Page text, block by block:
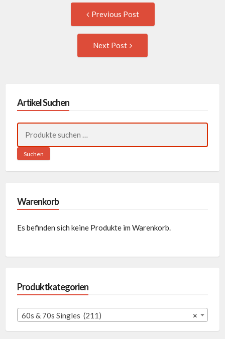
navigation
Previous Post
Next Post
Artikel Suchen
nach:
Suchen
Warenkorb
Es befinden sich keine Produkte im Warenkorb.
Produktkategorien
×
60s & 70s Singles (211)